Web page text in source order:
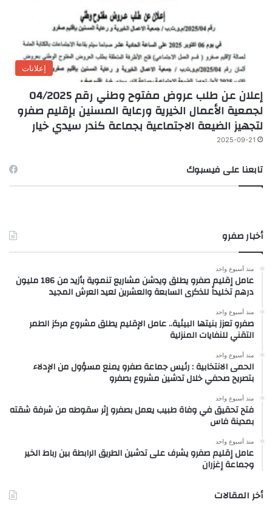
إعلانات
إعلان عن طلب عروض مفتوح وطني رقم 04/2025
لجمعية الأعمال الخيرية ورعاية المسنين بإقليم صفرو
لتجهيز الضيعة الاجتماعية بجماعة كندر سيدي خيار
2025-09-21
تابعنا على فيسبوك
أخبار صفرو
منذ أسبوع واحد
عامل إقليم صفرو يطلق ويدشن مشاريع تنموية بأزيد من 186 مليون
درهم تخليداً للذكرى السابعة والعشرين لعيد العرش المجيد
منذ أسبوع واحد
صفرو تعزز بنيتها البيئية.. عامل الإقليم يطلق مشروع مركز الطمر
التقني للنفايات المنزلية
منذ أسبوع واحد
الحمى الانتخابية : رئيس جماعة صفرو يمنع مسؤول من الإدلاء
بتصريح صحفي خلال تدشين مشروع بصفرو
منذ أسبوع واحد
فتح تحقيق في وفاة طبيب يعمل بصفرو إثر سقوطه من شرفة شقته
بمدينة فاس
منذ أسبوع واحد
عامل إقليم صفرو يشرف على تدشين الطريق الرابطة بين رباط الخير
وجماعة إغزران
أخر المقالات